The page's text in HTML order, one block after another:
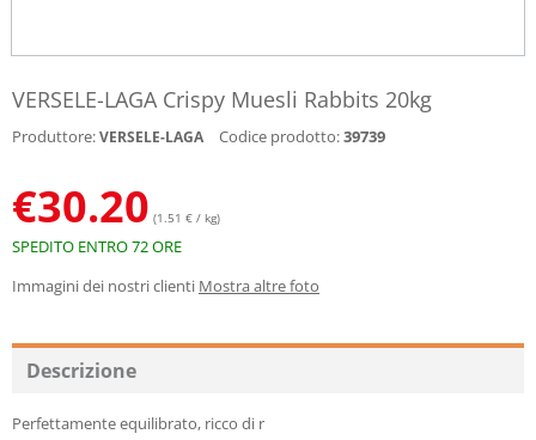
VERSELE-LAGA Crispy Muesli Rabbits 20kg
Produttore:VERSELE-LAGA Codice prodotto:39739
€30.20 (1.51 € / kg)
SPEDITO ENTRO 72 ORE
Immagini dei nostri clienti Mostra altre foto
Descrizione
Perfettamente equilibrato, ricco di r